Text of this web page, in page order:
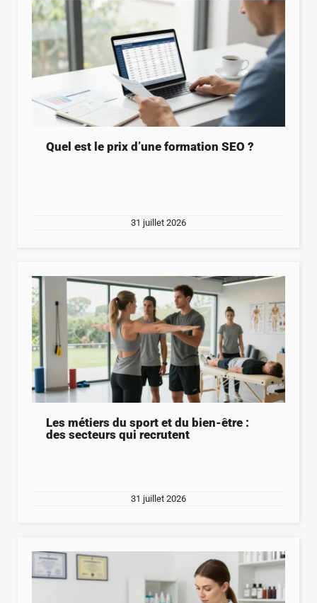
Quel est le prix d’une formation SEO ?
31 juillet 2026
Les métiers du sport et du bien-être :
des secteurs qui recrutent
31 juillet 2026